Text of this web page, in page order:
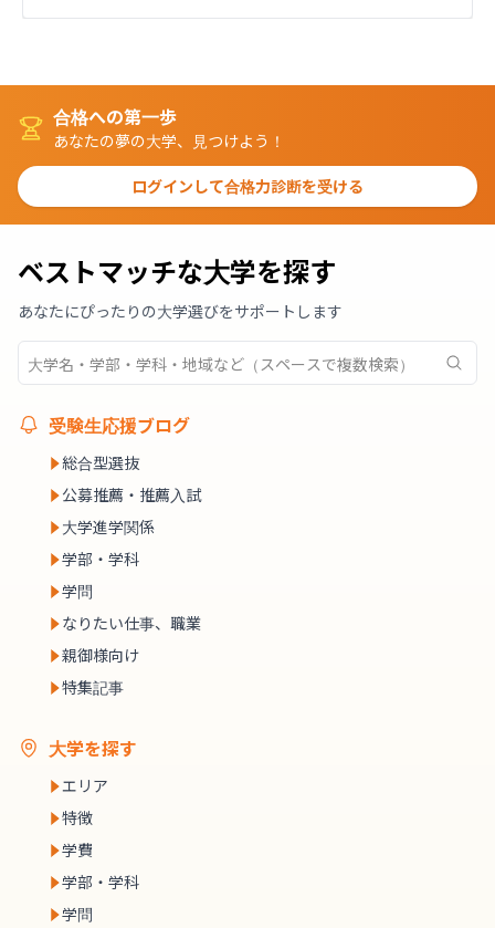
合格への第一歩
あなたの夢の大学、見つけよう！
ログインして合格力診断を受ける
ベストマッチな大学を探す
あなたにぴったりの大学選びをサポートします
受験生応援ブログ
総合型選抜
公募推薦・推薦入試
大学進学関係
学部・学科
学問
なりたい仕事、職業
親御様向け
特集記事
大学を探す
エリア
特徴
学費
学部・学科
学問